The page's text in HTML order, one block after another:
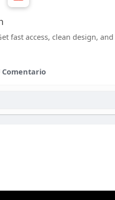
fast access, clean design,
Comentario